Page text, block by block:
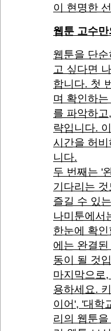
이 현명한
웹툰 고수
웹툰을 단
고 싶다면
합니다. 첫
며 확인하
를 파악하
략입니다.
시간을 허
니다.
두 번째는 '
기다리는
즐길 수 있
나미툰에서
한눈에 확
에는 완결
동이 될 것
마지막으로
용하세요.
이어', '대학
리의 웹툰